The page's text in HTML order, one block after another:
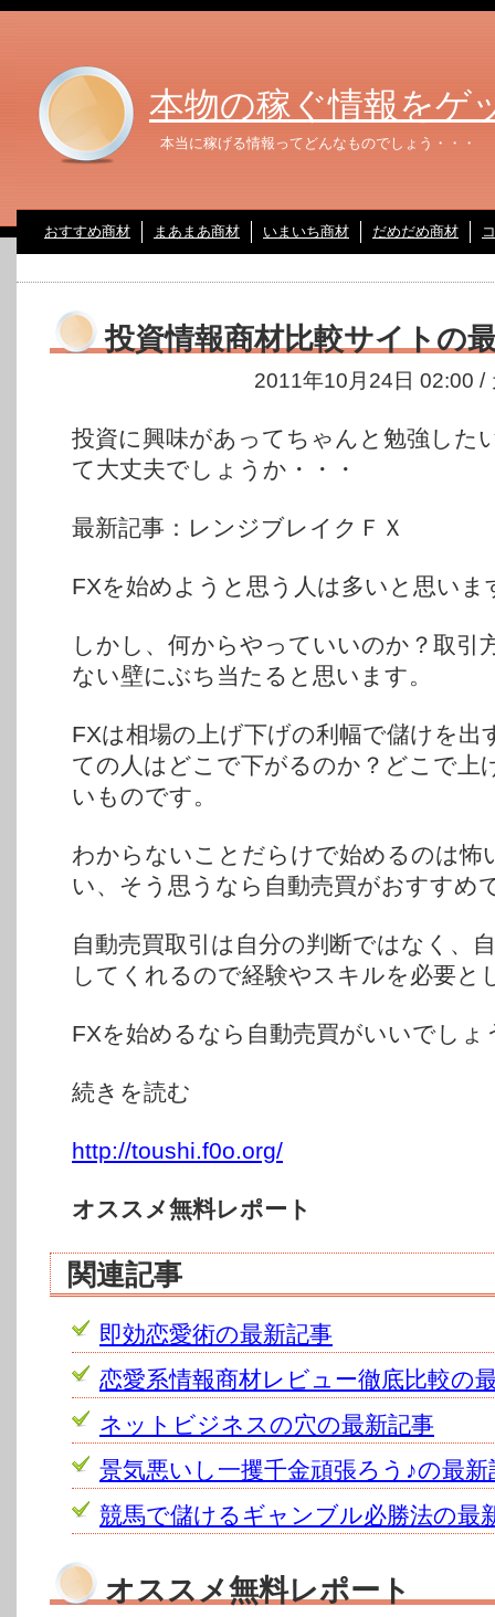
本物の稼ぐ情報をゲ
本当に稼げる情報ってどんなものでしょう・・・
おすすめ商材 まあまあ商材 いまいち商材 だめだめ商材
投資情報商材比較サイトの
2011年10月24日 02:00 /
投資に興味があってちゃんと勉強した
て大丈夫でしょうか・・・
最新記事：レンジブレイクＦＸ
FXを始めようと思う人は多いと思いま
しかし、何からやっていいのか？取引
ない壁にぶち当たると思います。
FXは相場の上げ下げの利幅で儲けを出
ての人はどこで下がるのか？どこで上
いものです。
わからないことだらけで始めるのは怖
い、そう思うなら自動売買がおすすめ
自動売買取引は自分の判断ではなく、
してくれるので経験やスキルを必要と
FXを始めるなら自動売買がいいでしょ
続きを読む
http://toushi.f0o.org/
オススメ無料レポート
関連記事
即効恋愛術の最新記事
恋愛系情報商材レビュー徹底比較の
ネットビジネスの穴の最新記事
景気悪いし一攫千金頑張ろう♪の最新
競馬で儲けるギャンブル必勝法の最
オススメ無料レポート